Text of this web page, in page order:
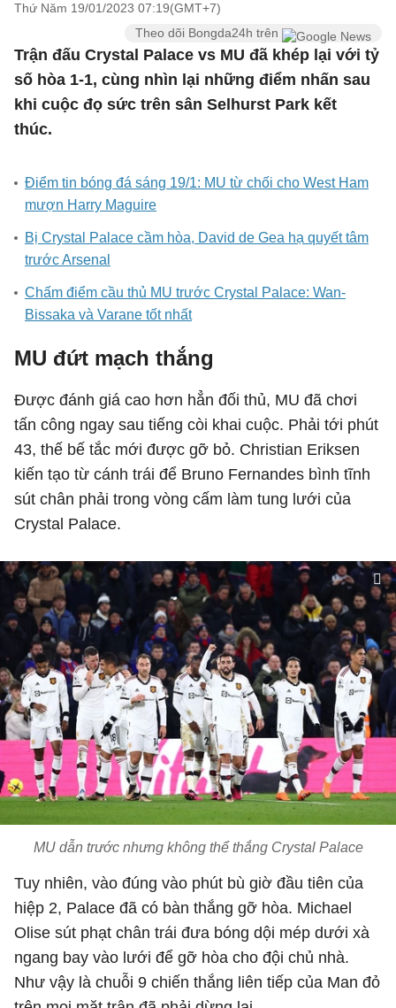
Thứ Năm 19/01/2023 07:19(GMT+7)
Theo dõi Bongda24h trên
Trận đấu Crystal Palace vs MU đã khép lại với tỷ
số hòa 1-1, cùng nhìn lại những điểm nhấn sau
khi cuộc đọ sức trên sân Selhurst Park kết
thúc.
Điểm tin bóng đá sáng 19/1: MU từ chối cho West Ham
mượn Harry Maguire
Bị Crystal Palace cầm hòa, David de Gea hạ quyết tâm
trước Arsenal
Chấm điểm cầu thủ MU trước Crystal Palace: Wan-
Bissaka và Varane tốt nhất
MU đứt mạch thắng
Được đánh giá cao hơn hẳn đối thủ, MU đã chơi
tấn công ngay sau tiếng còi khai cuộc. Phải tới phút
43, thế bế tắc mới được gỡ bỏ. Christian Eriksen
kiến tạo từ cánh trái để Bruno Fernandes bình tĩnh
sút chân phải trong vòng cấm làm tung lưới của
Crystal Palace.
MU dẫn trước nhưng không thể thắng Crystal Palace
Tuy nhiên, vào đúng vào phút bù giờ đầu tiên của
hiệp 2, Palace đã có bàn thắng gỡ hòa. Michael
Olise sút phạt chân trái đưa bóng dội mép dưới xà
ngang bay vào lưới để gỡ hòa cho đội chủ nhà.
Như vậy là chuỗi 9 chiến thắng liên tiếp của Man đỏ